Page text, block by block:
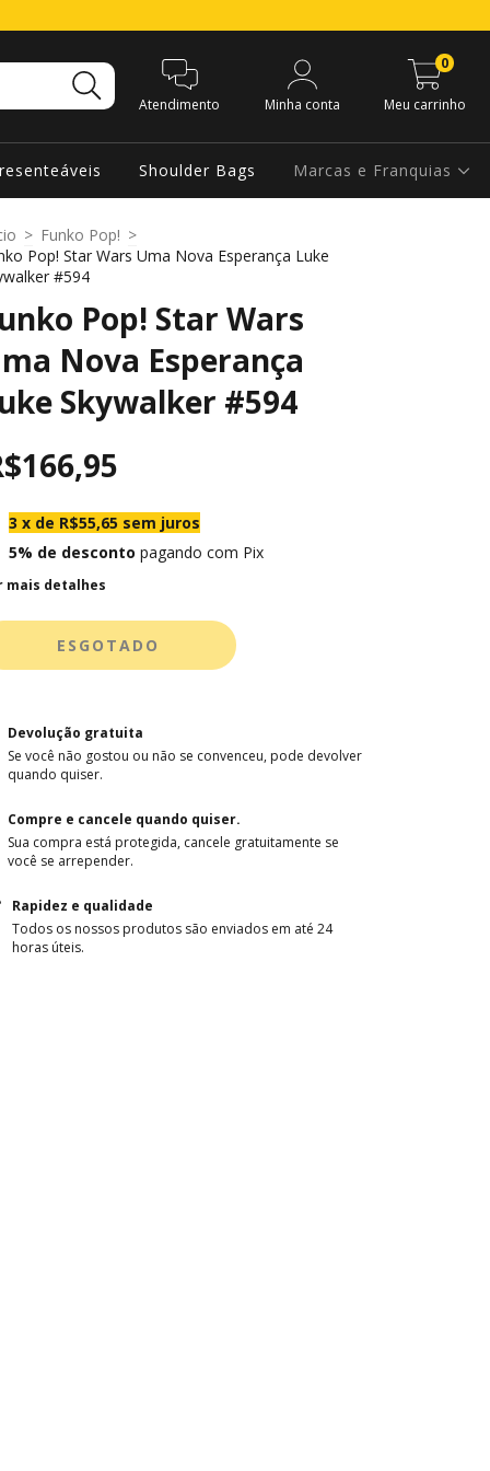
Atendimento Minha conta Meu carrinho
0
Shoulder Bags Marcas e Franquias
> Funko Pop! >
Pop! Star Wars Uma Nova Esperança Luke
#594
Pop! Star Wars
Nova Esperança
Skywalker #594
3 x de R$55,65 sem juros
5% de desconto pagando com Pix
mais detalhes
Devolução gratuita
Se você não gostou ou não se convenceu, pode devolver
quando quiser.
Compre e cancele quando quiser.
Sua compra está protegida, cancele gratuitamente se
você se arrepender.
Rapidez e qualidade
Todos os nossos produtos são enviados em até 24
horas úteis.